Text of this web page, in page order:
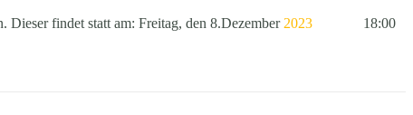
Dieser findet statt am: Freitag, den 8.Dezember 2023 18:00